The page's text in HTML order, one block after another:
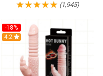
(1,945)
-18%
Hot
4.2